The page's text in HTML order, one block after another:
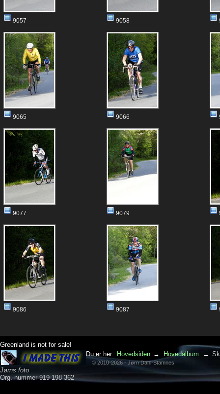
9057 9058
9065 9066
9077 9079
9086 9087
Greenland is not for sale!
Jørns foto
Org. nummer 919 198 362
Du er her: Hovedsiden → Hovedalbum →
© 2010-2026 - Jørn Dahl-Stamnes